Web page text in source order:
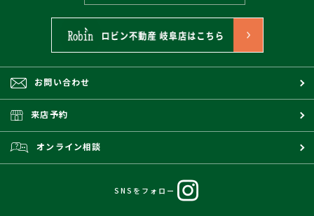
お問い合わせ
来店予約
オンライン相談
SNSをフォロー